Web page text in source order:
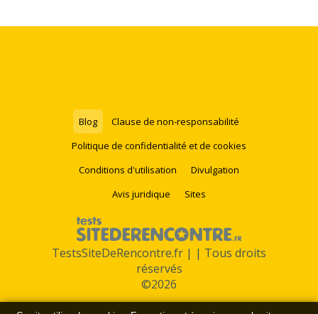
Blog
Clause de non-responsabilité
Politique de confidentialité et de cookies
Conditions d'utilisation
Divulgation
Avis juridique
Sites
TestsSiteDeRencontre.fr | | Tous droits
réservés
©2026